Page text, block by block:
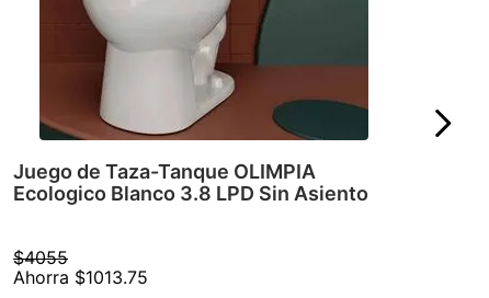
Juego de Taza-Tanque OLIMPIA
Ecologico Blanco 3.8 LPD Sin Asiento
$4055
Ahorra $1013.75